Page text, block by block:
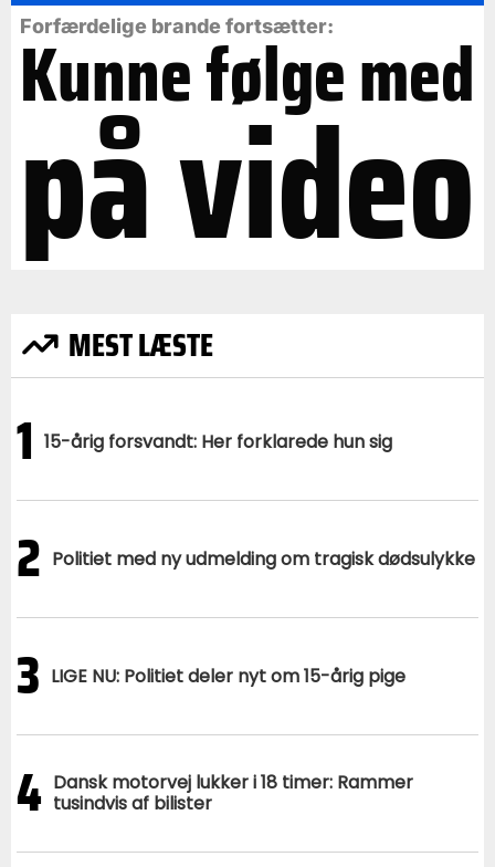
Forfærdelige brande fortsætter:
Kunne følge med
på video
MEST LÆSTE
1 15-årig forsvandt: Her forklarede hun sig
2 Politiet med ny udmelding om tragisk dødsulykke
3 LIGE NU: Politiet deler nyt om 15-årig pige
4 Dansk motorvej lukker i 18 timer: Rammer
tusindvis af bilister